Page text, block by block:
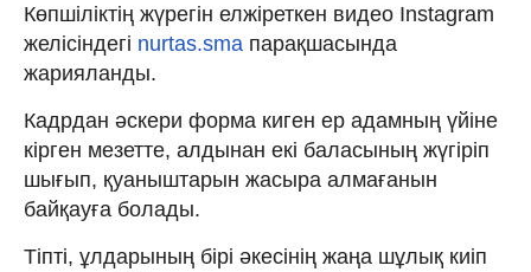
Көпшіліктің жүрегін елжіреткен видео Instagram
желісіндегі nurtas.sma парақшасында
жарияланды.
Кадрдан әскери форма киген ер адамның үйіне
кірген мезетте, алдынан екі баласының жүгіріп
шығып, қуаныштарын жасыра алмағанын
байқауға болады.
Тіпті, ұлдарының бірі әкесінің жаңа шұлық киіп